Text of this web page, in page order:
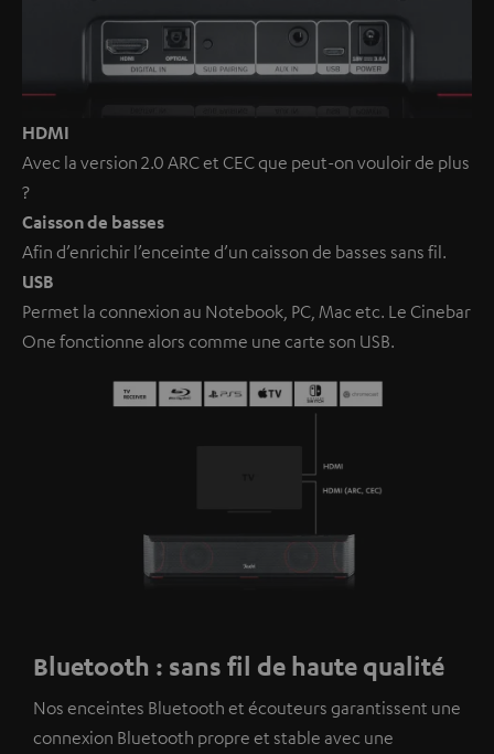
HDMI
Avec la version 2.0 ARC et CEC que peut-on vouloir de plus
?
Caisson de basses
Afin d’enrichir l’enceinte d’un caisson de basses sans fil.
USB
Permet la connexion au Notebook, PC, Mac etc. Le Cinebar
One fonctionne alors comme une carte son USB.
Bluetooth : sans fil de haute qualité
Nos enceintes Bluetooth et écouteurs garantissent une
connexion Bluetooth propre et stable avec une